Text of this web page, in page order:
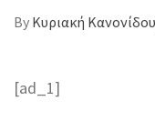
By Κυριακή Κανονίδου
[ad_1]